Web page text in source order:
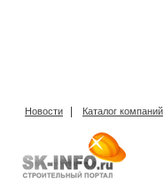
Новости | Каталог компаний